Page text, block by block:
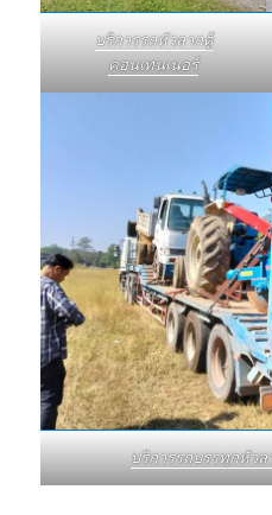
บริการรถหัวลากตู้
คอนเทนเนอร์
บริการรถบรรทุกหัว